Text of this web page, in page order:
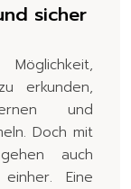
sicher
erkunden,
und
Doch mit
auch
Eine